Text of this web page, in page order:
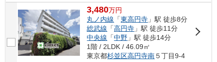
3,480万円
丸ノ内線 「東高円寺 」駅 徒歩8分
総武線 「高円寺 」駅 徒歩11分
中央線 「中野 」駅 徒歩14分
1階 / 2LDK / 46.09㎡
東京都杉並区高円寺南５丁目9-4